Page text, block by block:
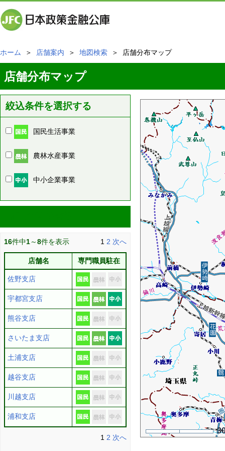
ホーム ＞ 店舗案内 ＞ 地図検索 ＞ 店舗分布マップ
店舗分布マップ
絞込条件を選択する
国民生活事業
農林水産事業
中小企業事業
16件中1～8件を表示 1 2 次へ
店舗名 専門職員駐在
佐野支店
宇都宮支店
熊谷支店
さいたま支店
土浦支店
越谷支店
川越支店
浦和支店
1 2 次へ